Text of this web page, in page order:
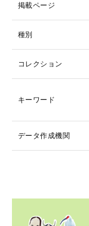
掲載ページ
種別
コレクション
キーワード
データ作成機関